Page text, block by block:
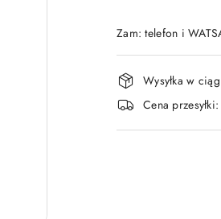
Zam: telefon i
Dostępność
i
dostawa
Wysyłka w
Cena przesyłki: